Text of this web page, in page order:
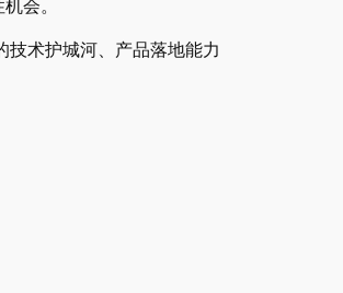
会。
术护城河、产品落地能力